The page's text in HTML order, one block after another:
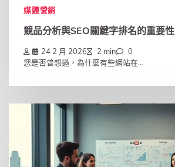
媒體營銷
競品分析與SEO關鍵字排名的重要性
24 2 月 2026 2 min
0
您是否曾想過，為什麼有些網站在...